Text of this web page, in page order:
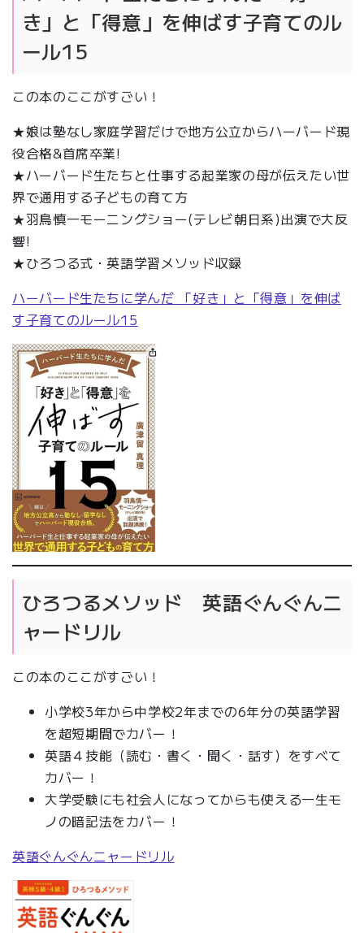
き」と「得意」を伸ばす子育てのル
ール15
この本のここがすごい！
★娘は塾なし家庭学習だけで地方公立からハーバード現
役合格&首席卒業!
★ハーバード生たちと仕事する起業家の母が伝えたい世
界で通用する子どもの育て方
★羽鳥慎一モーニングショー(テレビ朝日系)出演で大反
響!
★ひろつる式・英語学習メソッド収録
ハーバード生たちに学んだ 「好き」と「得意」を伸ば
す子育てのルール15
ひろつるメソッド 英語ぐんぐんニ
ャードリル
この本のここがすごい！
小学校3年から中学校2年までの6年分の英語学習
を超短期間でカバー！
英語４技能（読む・書く・聞く・話す）をすべて
カバー！
大学受験にも社会人になってからも使える一生モ
ノの暗記法をカバー！
英語ぐんぐんニャードリル